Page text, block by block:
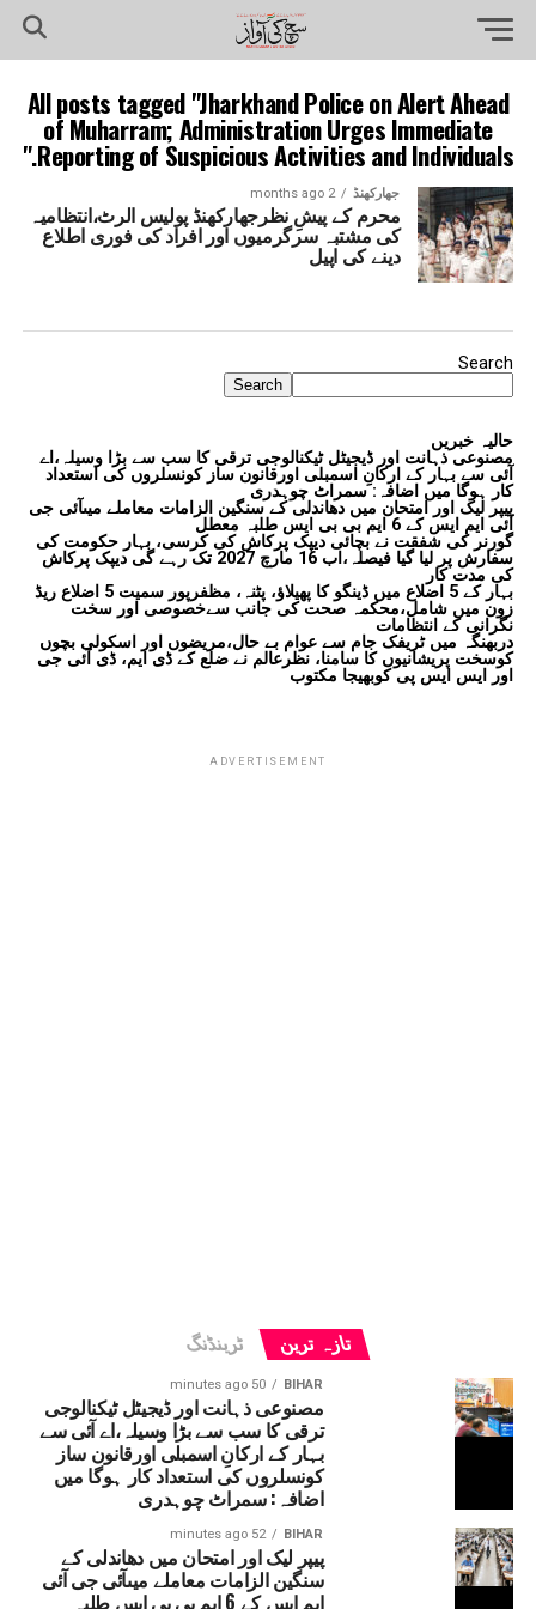
All posts tagged "Jharkhand Police on Alert Ahead
of Muharram; Administration Urges Immediate
Reporting of Suspicious Activities and Individuals."
جھارکھنڈ 2 months ago
محرم کے پیشِ نظرجھارکھنڈ پولیس الرٹ،انتظامیہ
کی مشتبہ سرگرمیوں اور افراد کی فوری اطلاع
دینے کی اپیل
Search
Search
حالیہ خبریں
مصنوعی ذہانت اور ڈیجیٹل ٹیکنالوجی ترقی کا سب سے بڑا وسیلہ،اے
آئی سے بہار کے ارکانِ اسمبلی اورقانون ساز کونسلروں کی استعداد
کار ہوگا میں اضافہ: سمراٹ چوہدری
پیپر لیک اور امتحان میں دھاندلی کے سنگین الزامات معاملے میںآئی جی
آئی ایم ایس کے 6 ایم بی بی ایس طلبہ معطل
گورنر کی شفقت نے بچائی دیپک پرکاش کی کرسی، بہار حکومت کی
سفارش پر لیا گیا فیصلہ،اب 16 مارچ 2027 تک رہے گی دیپک پرکاش
کی مدت کار
بہار کے 5 اضلاع میں ڈینگو کا پھیلاؤ، پٹنہ، مظفرپور سمیت 5 اضلاع ریڈ
زون میں شامل،محکمہ صحت کی جانب سےخصوصی اور سخت
نگرانی کے انتظامات
دربھنگہ میں ٹریفک جام سے عوام بے حال،مریضوں اور اسکولی بچوں
کوسخت پریشانیوں کا سامنا، نظرعالم نے ضلع کے ڈی ایم، ڈی آئی جی
اور ایس ایس پی کوبھیجا مکتوب
ADVERTISEMENT
تازہ ترین ٹرینڈنگ
BIHAR
50 minutes ago
مصنوعی ذہانت اور ڈیجیٹل ٹیکنالوجی
ترقی کا سب سے بڑا وسیلہ،اے آئی سے
بہار کے ارکانِ اسمبلی اورقانون ساز
کونسلروں کی استعداد کار ہوگا میں
اضافہ: سمراٹ چوہدری
BIHAR
52 minutes ago
پیپر لیک اور امتحان میں دھاندلی کے
سنگین الزامات معاملے میںآئی جی آئی
ایم ایس کے 6 ایم بی بی ایس طلبہ